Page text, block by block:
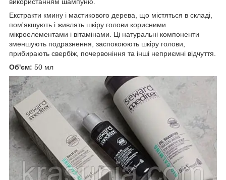
Екстракти кмину і мастикового дерева, що містяться в складі,
пом'якшують і живлять шкіру голови корисними
мікроелементами і вітамінами. Ці натуральні компоненти
зменшують подразнення, заспокоюють шкіру голови,
прибирають свербіж, почервоніння та інші неприємні відчуття.
Об'єм: 50 мл